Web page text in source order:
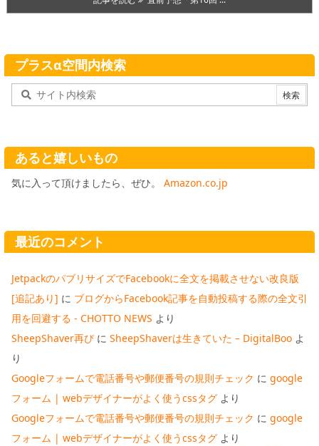
プラスα空間内検索
あると嬉しいもの
気に入って頂けましたら、ぜひ。 Amazon.co.jp
最近のコメント
JetpackのパブリサイズでFacebookに全文を掲載させない改良版
[追記あり] に ブログからFacebook記事を自動投稿する際の全文引
用を回避する - CHOTTO NEWS より
SheepShaver再び に SheepShaverは生きていた – DigitalBoo よ
り
Googleフォームで電話番号や郵便番号の規則チェック に google
フォーム | webデザイナーがよく使うcssタグ より
Googleフォームで電話番号や郵便番号の規則チェック に google
フォーム | webデザイナーがよく使うcssタグ より